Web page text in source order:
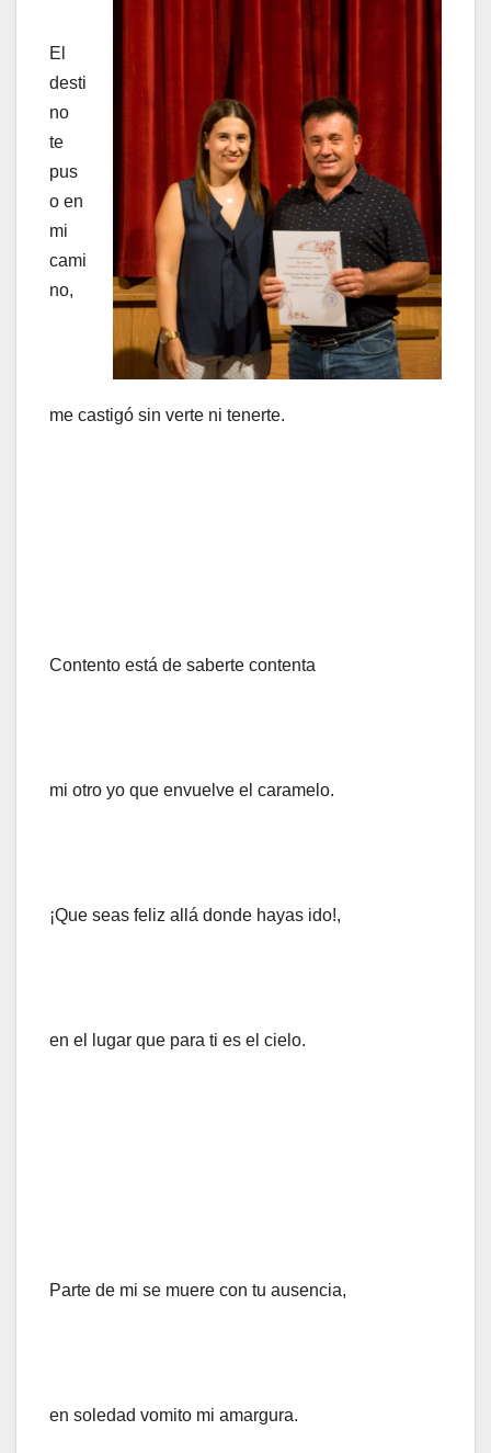
El
desti
no
te
pus
o en
mi
cami
no,
me castigó sin verte ni tenerte.
Contento está de saberte contenta
mi otro yo que envuelve el caramelo.
¡Que seas feliz allá donde hayas ido!,
en el lugar que para ti es el cielo.
Parte de mi se muere con tu ausencia,
en soledad vomito mi amargura.